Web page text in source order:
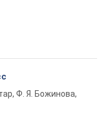
Ф. Я. Божинова,